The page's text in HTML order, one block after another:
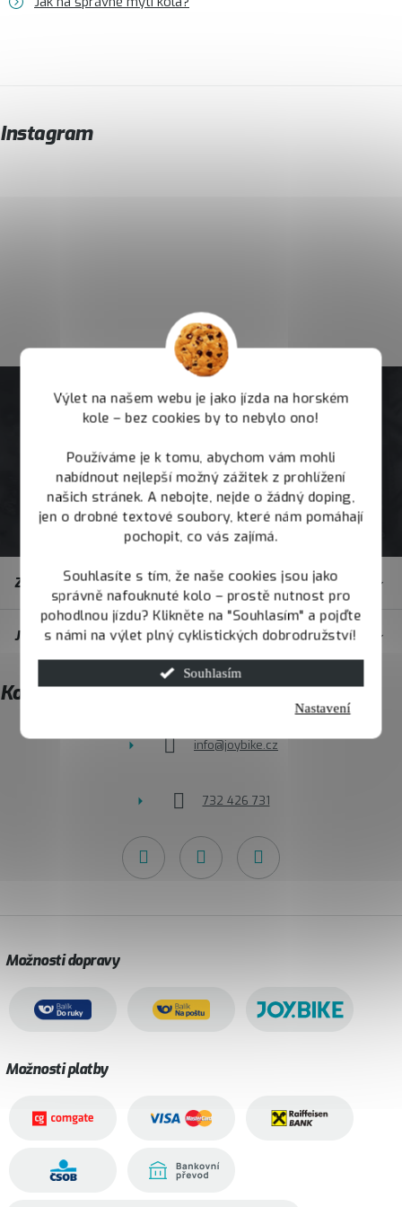
Výlet na našem webu je jako jízda na horském
kole – bez cookies by to nebylo ono!
Používáme je k tomu, abychom vám mohli
nabídnout nejlepší možný zážitek z prohlížení
našich stránek. A nebojte, nejde o žádný doping,
jen o drobné textové soubory, které nám pomáhají
pochopit, co vás zajímá.
Souhlasíte s tím, že naše cookies jsou jako
správně nafouknuté kolo – prostě nutnost pro
pohodlnou jízdu? Klikněte na "Souhlasím" a pojďte
s námi na výlet plný cyklistických dobrodružství!
Souhlasím
Nastavení
Instagram
t
í
Zákaznický servis
JOY.BIKE
Kontakt
info@joybike.cz
732 426 731
Možnosti dopravy
Možnosti platby